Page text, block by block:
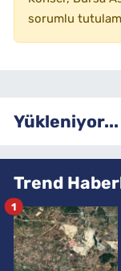
sorumlu
Yükleniyor...
Trend
1